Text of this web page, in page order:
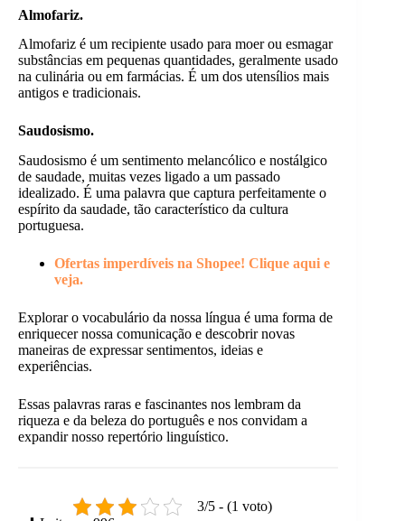
Almofariz.
Almofariz é um recipiente usado para moer ou esmagar
substâncias em pequenas quantidades, geralmente usado
na culinária ou em farmácias. É um dos utensílios mais
antigos e tradicionais.
Saudosismo.
Saudosismo é um sentimento melancólico e nostálgico
de saudade, muitas vezes ligado a um passado
idealizado. É uma palavra que captura perfeitamente o
espírito da saudade, tão característico da cultura
portuguesa.
Ofertas imperdíveis na Shopee! Clique aqui e
veja.
Explorar o vocabulário da nossa língua é uma forma de
enriquecer nossa comunicação e descobrir novas
maneiras de expressar sentimentos, ideias e
experiências.
Essas palavras raras e fascinantes nos lembram da
riqueza e da beleza do português e nos convidam a
expandir nosso repertório linguístico.
3/5 - (1 voto)